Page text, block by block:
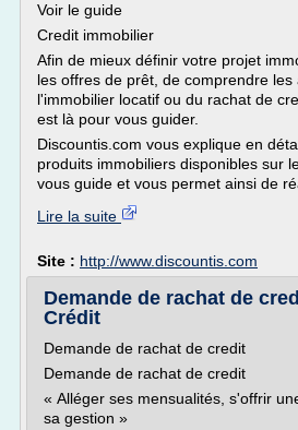
Voir le guide
Credit immobilier
Afin de mieux définir votre projet
les offres de prêt, de comprendre les
l'immobilier locatif ou du rachat de
est là pour vous guider.
Discountis.com vous explique en
produits immobiliers disponibles sur
vous guide et vous permet ainsi de
Lire la suite
Site : http://www.discountis.com
Demande de rachat de
Crédit
Demande de rachat de credit
Demande de rachat de credit
« Alléger ses mensualités, s'offrir
sa gestion »